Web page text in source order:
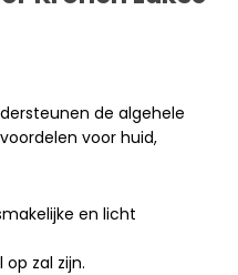
de algehele
voor huid,
en licht
zal zijn.